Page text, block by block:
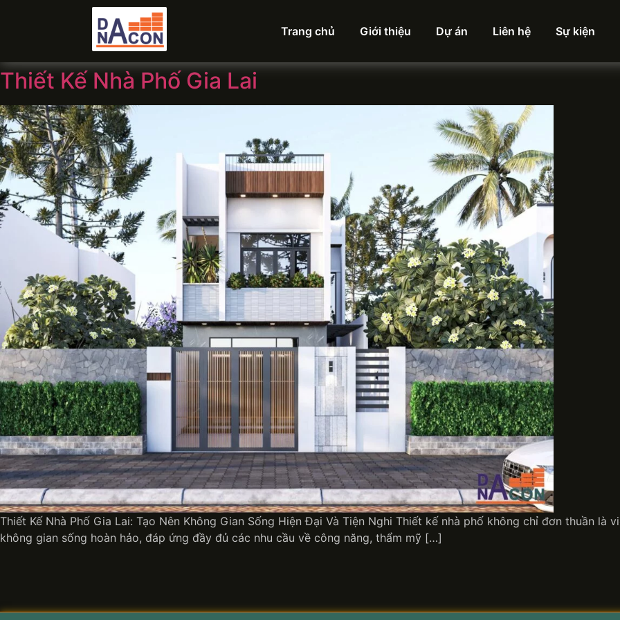
Trang chủ Giới thiệu Dự án Liên hệ Sự kiện
Thiết Kế Nhà Phố Gia Lai
Thiết Kế Nhà Phố Gia Lai: Tạo Nên Không Gian Sống Hiện Đại Và Tiện Nghi Thiết kế nhà phố không chỉ đơn thuần
không gian sống hoàn hảo, đáp ứng đầy đủ các nhu cầu về công năng, thẩm mỹ […]